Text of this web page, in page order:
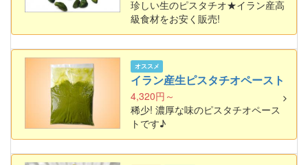
珍しい生のピスタチオ★イラン産高
級食材をお安く販売!
オススメ
イラン産生ピスタチオペースト
4,320円～
稀少! 濃厚な味のピスタチオペース
トです♪